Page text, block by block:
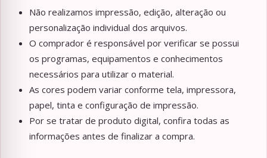
Não realizamos impressão, edição, alteração ou
personalização individual dos arquivos.
O comprador é responsável por verificar se possui
os programas, equipamentos e conhecimentos
necessários para utilizar o material.
As cores podem variar conforme tela, impressora,
papel, tinta e configuração de impressão.
Por se tratar de produto digital, confira todas as
informações antes de finalizar a compra.